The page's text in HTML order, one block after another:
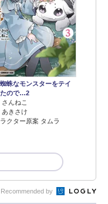
蛛なモンスターをテイ
たので…2
んねこ
あきさけ
クター原案 タムラ
Recommended by